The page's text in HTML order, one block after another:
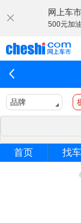
网上车市
500元加
品牌
首页 找车